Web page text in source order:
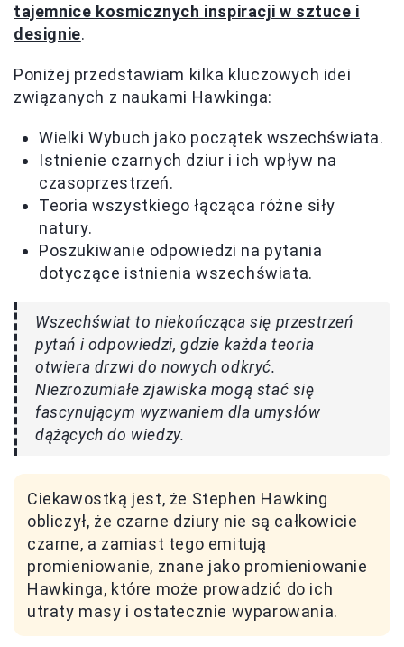
tajemnice kosmicznych inspiracji w sztuce i
designie.
Poniżej przedstawiam kilka kluczowych idei
związanych z naukami Hawkinga:
Wielki Wybuch jako początek wszechświata.
Istnienie czarnych dziur i ich wpływ na
czasoprzestrzeń.
Teoria wszystkiego łącząca różne siły
natury.
Poszukiwanie odpowiedzi na pytania
dotyczące istnienia wszechświata.
Wszechświat to niekończąca się przestrzeń
pytań i odpowiedzi, gdzie każda teoria
otwiera drzwi do nowych odkryć.
Niezrozumiałe zjawiska mogą stać się
fascynującym wyzwaniem dla umysłów
dążących do wiedzy.
Ciekawostką jest, że Stephen Hawking
obliczył, że czarne dziury nie są całkowicie
czarne, a zamiast tego emitują
promieniowanie, znane jako promieniowanie
Hawkinga, które może prowadzić do ich
utraty masy i ostatecznie wyparowania.